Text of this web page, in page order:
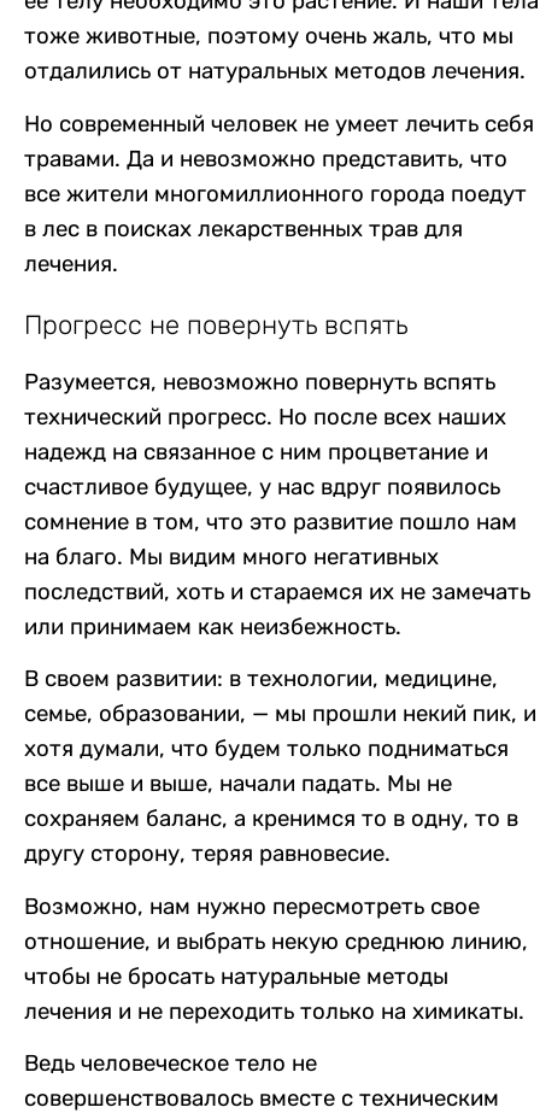
тоже животные, поэтому очень жаль, что мы
отдалились от натуральных методов лечения.
Но современный человек не умеет лечить себя
травами. Да и невозможно представить, что
все жители многомиллионного города поедут
в лес в поисках лекарственных трав для
лечения.
Прогресс не повернуть вспять
Разумеется, невозможно повернуть вспять
технический прогресс. Но после всех наших
надежд на связанное с ним процветание и
счастливое будущее, у нас вдруг появилось
сомнение в том, что это развитие пошло нам
на благо. Мы видим много негативных
последствий, хоть и стараемся их не замечать
или принимаем как неизбежность.
В своем развитии: в технологии, медицине,
семье, образовании, — мы прошли некий пик, и
хотя думали, что будем только подниматься
все выше и выше, начали падать. Мы не
сохраняем баланс, а кренимся то в одну, то в
другу сторону, теряя равновесие.
Возможно, нам нужно пересмотреть свое
отношение, и выбрать некую среднюю линию,
чтобы не бросать натуральные методы
лечения и не переходить только на химикаты.
Ведь человеческое тело не
совершенствовалось вместе с техническим